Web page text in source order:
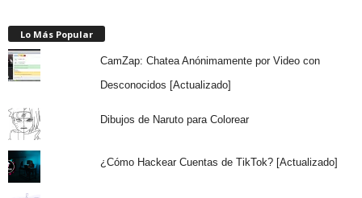
Lo Más Popular
CamZap: Chatea Anónimamente por Video con
Desconocidos [Actualizado]
Dibujos de Naruto para Colorear
¿Cómo Hackear Cuentas de TikTok? [Actualizado]